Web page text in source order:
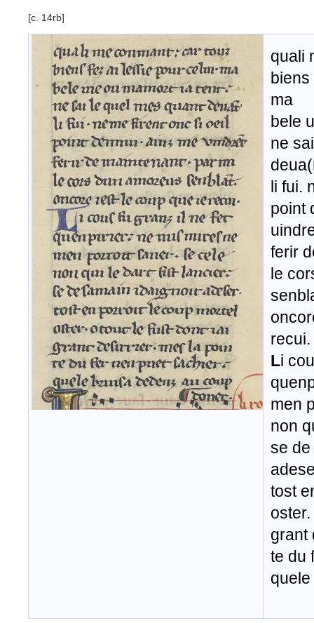
[c. 14rb]
quali
biens
ma
bele
ne
li fui.
point
ferir
le
recui.
Li
men
non
se
tost
grant
te du